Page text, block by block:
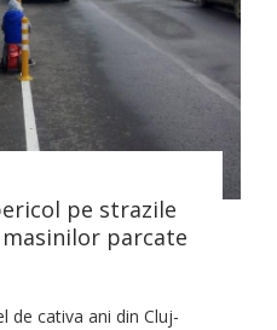
pe strazile
parcate
de cativa ani din Cluj-